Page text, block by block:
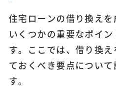
住宅ローンの借り換えを
いくつかの重要なポイ
す。ここでは、借り換
ておくべき要点につい
す。